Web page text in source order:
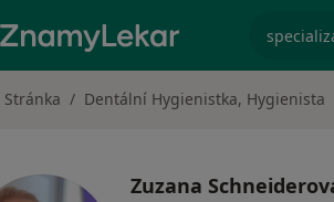
Dentální Hygienistka, Hygienista
Zuzana